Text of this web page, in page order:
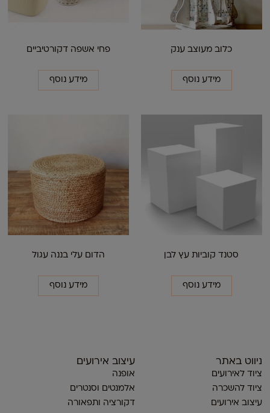
כלוב מעוצב ענק
מידע נוסף
פחי אשפה דקורטיביים
מידע נוסף
סטנד קוביות עץ לבן
מידע נוסף
הדום עלי בננה עגול
מידע נוסף
ניווט באתר
ציוד לאירועים
ציוד להשכרה
עיצוב אירועים
עיצוב אירועים
אופנה
אלמנטים וסנטרים
דקורציה ותפאורה